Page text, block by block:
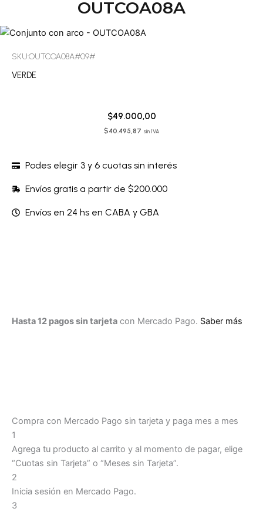
OUTCOA08A
SKU:OUTCOA08A#09#
VERDE
$49.000,00
$40.495,87 sin IVA
Podes elegir 3 y 6 cuotas sin interés
Envíos gratis a partir de $200.000
Envíos en 24 hs en CABA y GBA
Hasta 12 pagos sin tarjeta con Mercado Pago. Saber más
Compra con Mercado Pago sin tarjeta y paga mes a mes
1
Agrega tu producto al carrito y al momento de pagar, elige
“Cuotas sin Tarjeta” o “Meses sin Tarjeta”.
2
Inicia sesión en Mercado Pago.
3